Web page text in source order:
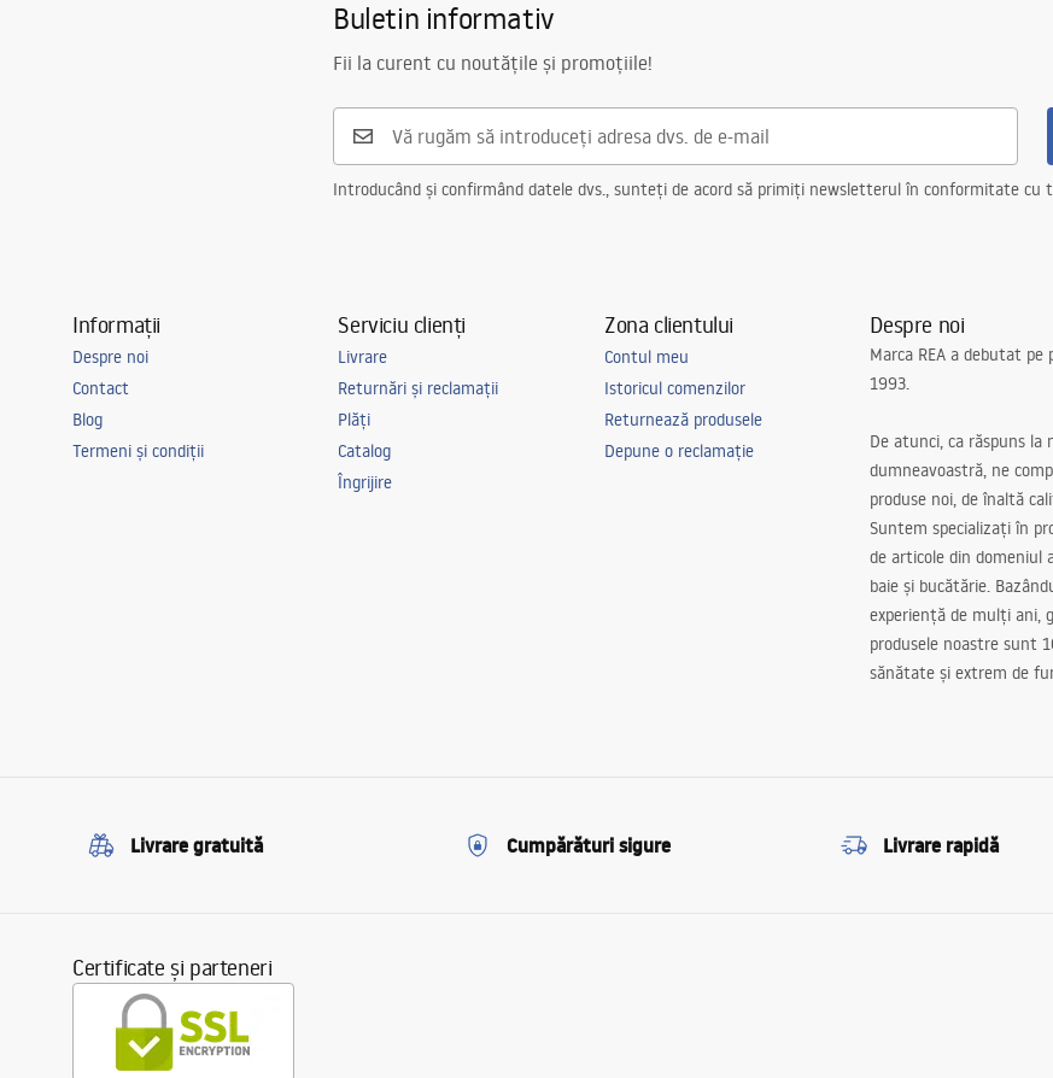
Buletin informativ
Fii la curent cu noutățile și promoțiile!
Introducând și confirmând datele dvs., sunteți de acord să primiți newsletterul în conformitate cu
Informații
Despre noi
Contact
Blog
Termeni și condiții
Serviciu clienți
Livrare
Returnări și reclamații
Plăți
Catalog
Îngrijire
Zona clientului
Contul meu
Istoricul comenzilor
Returnează produsele
Depune o reclamație
Despre noi
Marca REA a debutat pe
1993.
De atunci, ca răspuns la
dumneavoastră, ne
produse noi, de înaltă
Suntem specializați în
de articole din domeniul
baie și bucătărie.
experiență de mulți ani,
produsele noastre sunt
sănătate și extrem de
Livrare gratuită Cumpărături sigure Livrare rapidă
Certificate și parteneri